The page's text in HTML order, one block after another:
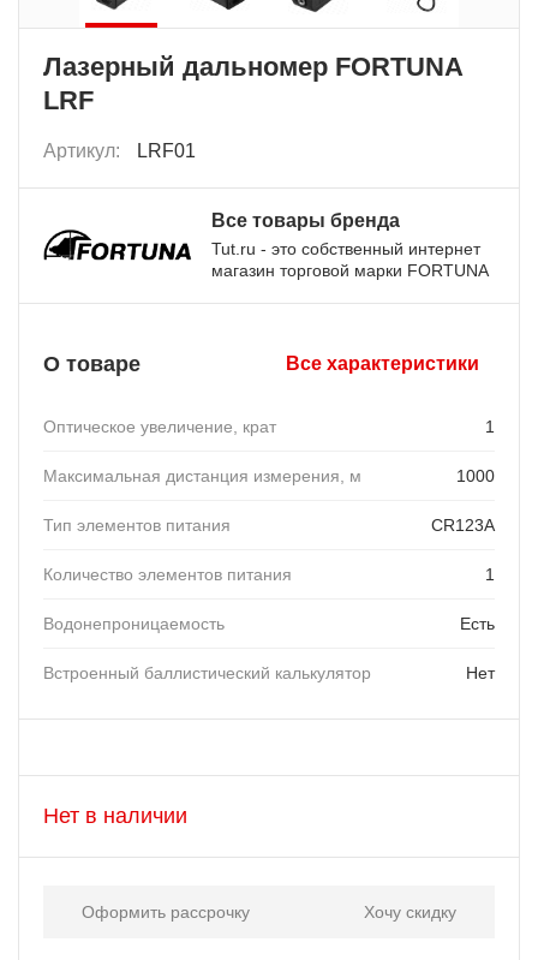
Лазерный дальномер FORTUNA
LRF
Артикул: LRF01
Все товары бренда
Tut.ru - это собственный интернет
магазин торговой марки FORTUNA
О товаре Все характеристики
Оптическое увеличение, крат 1
Максимальная дистанция измерения, м 1000
Тип элементов питания CR123A
Количество элементов питания 1
Водонепроницаемость Есть
Встроенный баллистический калькулятор Нет
Нет в наличии
Оформить рассрочку Хочу скидку